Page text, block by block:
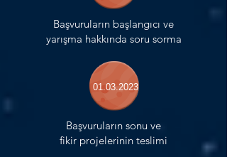
Başvuruların başlangıcı ve
yarışma hakkında soru sorma
01.03.2023
Başvuruların sonu ve
fikir projelerinin teslimi